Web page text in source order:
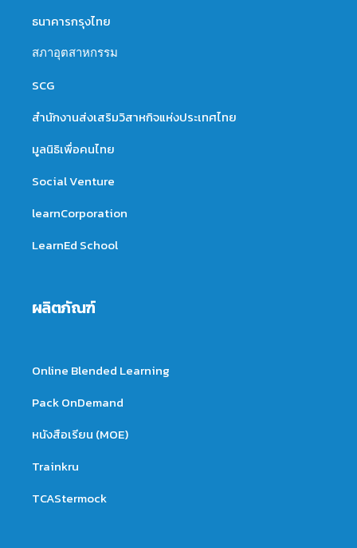
ธนาคารกรุงไทย
สภาอุตสาหกรรม
SCG
สำนักงานส่งเสริมวิสาหกิจแห่งประเทศไทย
มูลนิธิเพื่อคนไทย
Social Venture
learnCorporation
LearnEd School
ผลิตภัณฑ์
Online Blended Learning
Pack OnDemand
หนังสือเรียน (MOE)
Trainkru
TCAStermock